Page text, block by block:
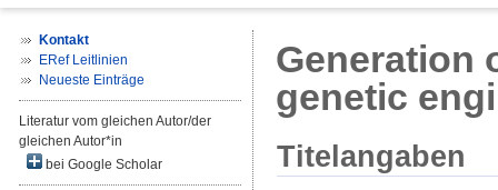
Kontakt
ERef Leitlinien
Neueste Einträge
Literatur vom gleichen Autor/der
gleichen Autor*in
bei Google Scholar
Generation
genetic
Titelangaben